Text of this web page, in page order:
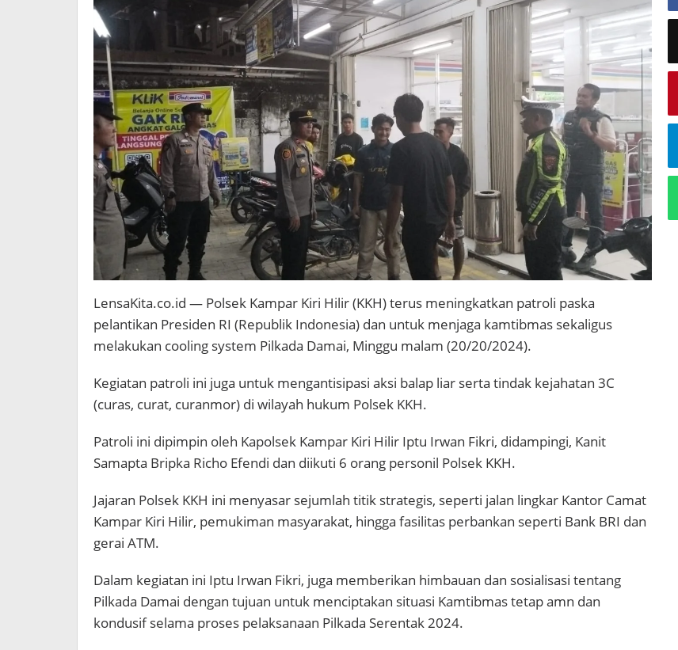
LensaKita.co.id — Polsek Kampar Kiri Hilir (KKH) terus meningkatkan patroli paska
pelantikan Presiden RI (Republik Indonesia) dan untuk menjaga kamtibmas sekaligus
melakukan cooling system Pilkada Damai, Minggu malam (20/20/2024).
Kegiatan patroli ini juga untuk mengantisipasi aksi balap liar serta tindak kejahatan 3C
(curas, curat, curanmor) di wilayah hukum Polsek KKH.
Patroli ini dipimpin oleh Kapolsek Kampar Kiri Hilir Iptu Irwan Fikri, didampingi, Kanit
Samapta Bripka Richo Efendi dan diikuti 6 orang personil Polsek KKH.
Jajaran Polsek KKH ini menyasar sejumlah titik strategis, seperti jalan lingkar Kantor Camat
Kampar Kiri Hilir, pemukiman masyarakat, hingga fasilitas perbankan seperti Bank BRI dan
gerai ATM.
Dalam kegiatan ini Iptu Irwan Fikri, juga memberikan himbauan dan sosialisasi tentang
Pilkada Damai dengan tujuan untuk menciptakan situasi Kamtibmas tetap amn dan
kondusif selama proses pelaksanaan Pilkada Serentak 2024.